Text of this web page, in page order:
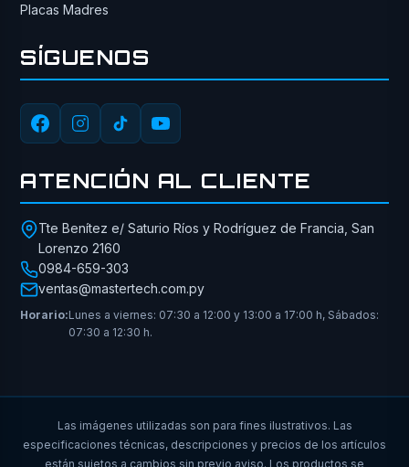
Placas Madres
SÍGUENOS
ATENCIÓN AL CLIENTE
Tte Benítez e/ Saturio Ríos y Rodríguez de Francia, San
Lorenzo 2160
0984-659-303
ventas@mastertech.com.py
Horario:Lunes a viernes: 07:30 a 12:00 y 13:00 a 17:00 h, Sábados:
07:30 a 12:30 h.
Las imágenes utilizadas son para fines ilustrativos. Las
especificaciones técnicas, descripciones y precios de los artículos
están sujetos a cambios sin previo aviso. Los productos se